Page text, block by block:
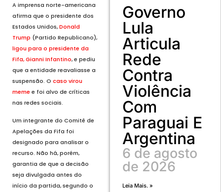
A imprensa norte-americana
afirma que o presidente dos
Estados Unidos,Donald
Trump (Partido Republicano),
ligou para o presidente da
Fifa, Gianni Infantino, e pediu
que a entidade reavaliasse a
suspensão. O caso virou
meme e foi alvo de críticas
nas redes sociais.
Um integrante do Comitê de
Apelações da Fifa foi
designado para analisar o
recurso. Não há, porém,
garantia de que a decisão
seja divulgada antes do
início da partida, segundo o
Governo
Lula
Articula
Rede
Contra
Violência
Com
Paraguai E
Argentina
6 de agosto
de 2026
Leia Mais. »